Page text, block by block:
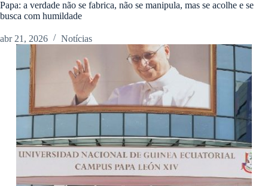
Papa: a verdade não se fabrica, não se manipula, mas se acolhe e se
busca com humildade
abr 21, 2026 Notícias